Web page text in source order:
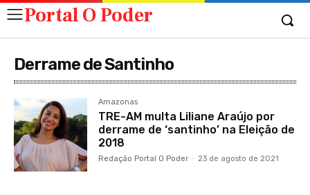
Portal O Poder
Derrame de Santinho
Amazonas
TRE-AM multa Liliane Araújo por
derrame de ‘santinho’ na Eleição de
2018
Redação Portal O Poder - 23 de agosto de 2021